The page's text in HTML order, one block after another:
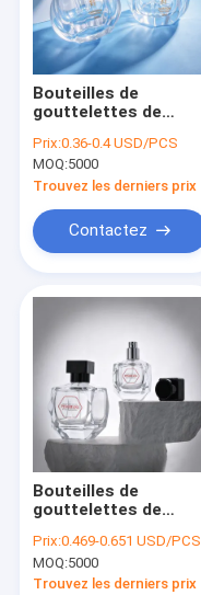
Bouteilles de
gouttelettes de
fabriquées par une
machine
automatique
parfaites pour les
emballages d'huiles
essentielles et de
Prix:0.36-0.4 USD/PCS
MOQ:5000
Trouvez les derniers prix
Contactez
Bouteilles de
gouttelettes de
répondre à des
normes élevées de
fonctionnalité et
Prix:0.469-0.651 USD/PCS
MOQ:5000
Trouvez les derniers prix